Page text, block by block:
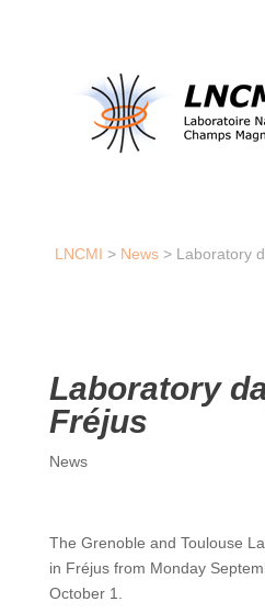
LNCMI > News> Laboratory
Laboratory
Fréjus
News
The Grenoble and Toulouse
in Fréjus from Monday
October 1.